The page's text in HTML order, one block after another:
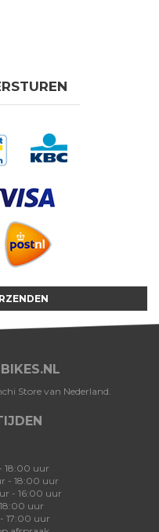
Store van Nederland.
18:00 uur
- 18:00 uur
- 16:00 uur
uur
17:00 uur